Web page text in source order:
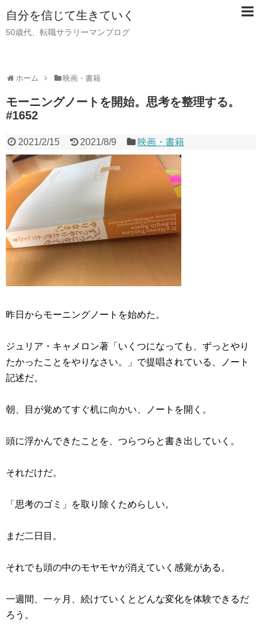
自分を信じて生きていく
50歳代、転職サラリーマンブログ
ホーム 映画・書籍
モーニングノートを開始。思考を整理する。
#1652
2021/2/15 2021/8/9 映画・書籍
昨日からモーニングノートを始めた。
ジュリア・キャメロン著「いくつになっても、ずっとやり
たかったことをやりなさい。」で提唱されている、ノート
記述だ。
朝、目が覚めてすぐ机に向かい、ノートを開く。
頭に浮かんできたことを、つらつらと書き出していく。
それだけだ。
「思考のゴミ」を取り除くためらしい。
まだ二日目。
それでも頭の中のモヤモヤが消えていく感覚がある。
一週間、一ヶ月、続けていくとどんな変化を体験できるだ
ろう。